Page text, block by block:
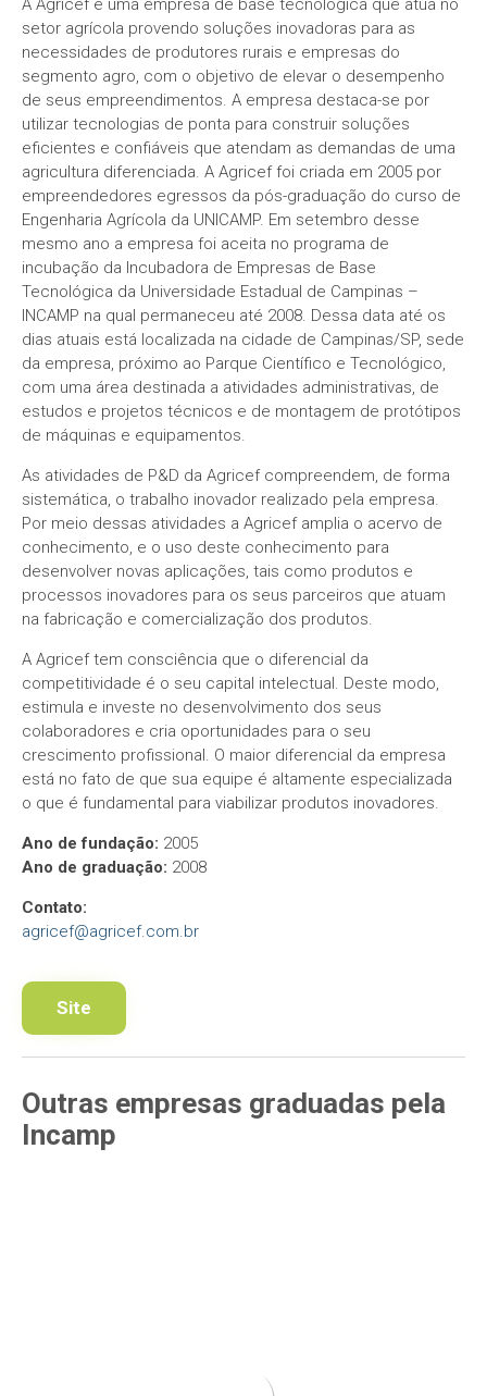
A Agricef é uma empresa de base tecnológica que atua no
setor agrícola provendo soluções inovadoras para as
necessidades de produtores rurais e empresas do
segmento agro, com o objetivo de elevar o desempenho
de seus empreendimentos. A empresa destaca-se por
utilizar tecnologias de ponta para construir soluções
eficientes e confiáveis que atendam as demandas de uma
agricultura diferenciada. A Agricef foi criada em 2005 por
empreendedores egressos da pós-graduação do curso de
Engenharia Agrícola da UNICAMP. Em setembro desse
mesmo ano a empresa foi aceita no programa de
incubação da Incubadora de Empresas de Base
Tecnológica da Universidade Estadual de Campinas –
INCAMP na qual permaneceu até 2008. Dessa data até os
dias atuais está localizada na cidade de Campinas/SP, sede
da empresa, próximo ao Parque Científico e Tecnológico,
com uma área destinada a atividades administrativas, de
estudos e projetos técnicos e de montagem de protótipos
de máquinas e equipamentos.
As atividades de P&D da Agricef compreendem, de forma
sistemática, o trabalho inovador realizado pela empresa.
Por meio dessas atividades a Agricef amplia o acervo de
conhecimento, e o uso deste conhecimento para
desenvolver novas aplicações, tais como produtos e
processos inovadores para os seus parceiros que atuam
na fabricação e comercialização dos produtos.
A Agricef tem consciência que o diferencial da
competitividade é o seu capital intelectual. Deste modo,
estimula e investe no desenvolvimento dos seus
colaboradores e cria oportunidades para o seu
crescimento profissional. O maior diferencial da empresa
está no fato de que sua equipe é altamente especializada
o que é fundamental para viabilizar produtos inovadores.
Ano de fundação: 2005
Ano de graduação: 2008
Contato:
agricef@agricef.com.br
Site
Outras empresas graduadas pela
Incamp